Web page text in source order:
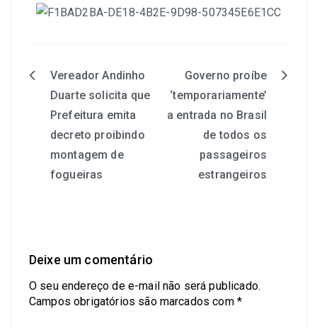
Vereador Andinho
Duarte solicita que
Prefeitura emita
decreto proibindo
montagem de
fogueiras
Governo proíbe
‘temporariamente’
a entrada no Brasil
de todos os
passageiros
estrangeiros
Deixe um comentário
O seu endereço de e-mail não será publicado.
Campos obrigatórios são marcados com *